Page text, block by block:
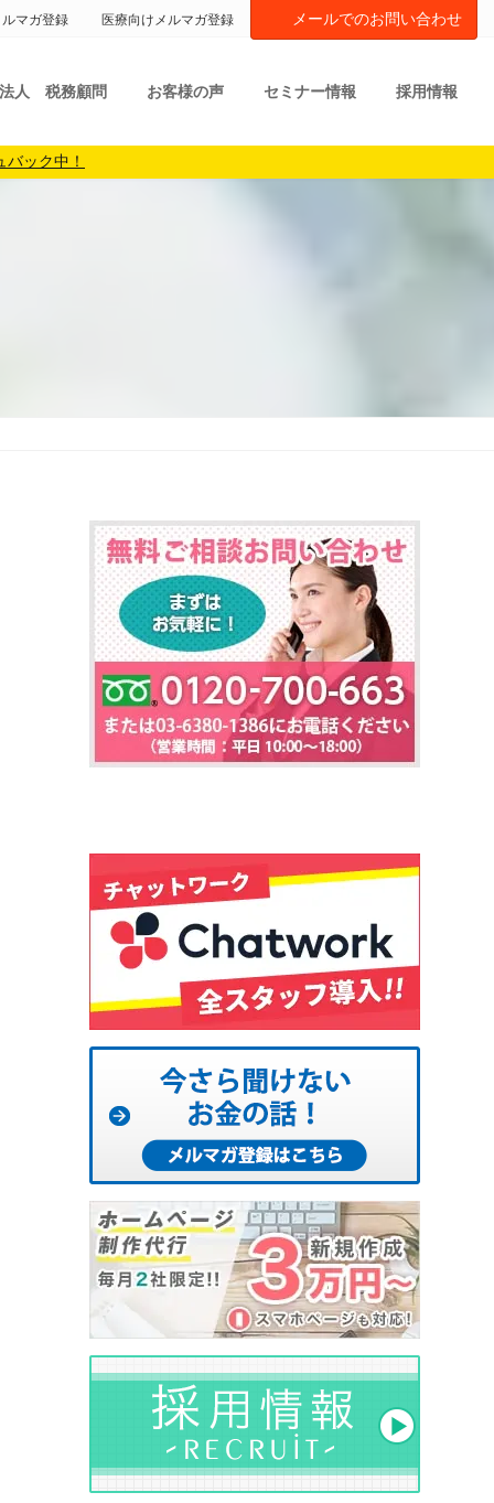
マガ登録 医療向けメルマガ登録 メールでのお問い合わせ
人 税務顧問 お客様の声 セミナー情報 採用情報
ック中！